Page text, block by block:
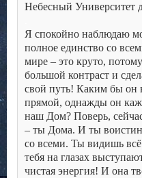
Небесный Университет
Я спокойно наблюдаю
полное единство со
мире – это круто,
большой контраст и
свой путь! Каким бы он
прямой, однажды он
наш Дом? Поверь,
– ты Дома. И ты
со всеми. Ты видишь
тебя на глазах
чистая энергия! И она